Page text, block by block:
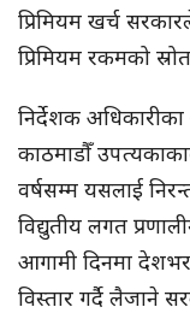
प्रिमियम खर्च
प्रिमियम रकमको
निर्देशक
काठमाडौँ
वर्षसम्म यसलाई
विद्युतीय लगत
आगामी दिनमा
विस्तार गर्दै लैजाने